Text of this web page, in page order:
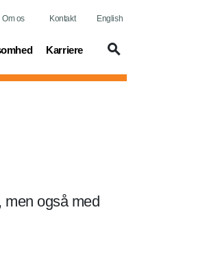
Om os Kontakt English
Karriere
(current)
men også med